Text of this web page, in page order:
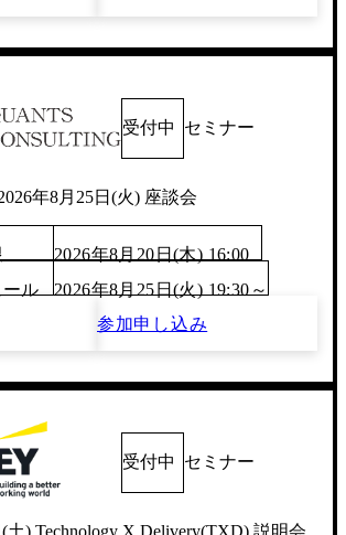
受付中 セミナー
年8月25日(火) 座談会
2026年8月20日(木) 16:00
ール
2026年8月25日(火) 19:30～
参加申し込み
受付中 セミナー